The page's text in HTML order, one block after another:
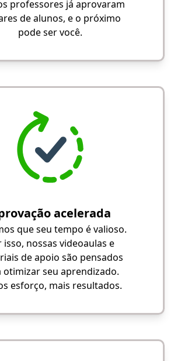
professores já aprovaram
de alunos, e o próximo
pode ser você.
acelerada
que seu tempo é valioso.
isso, nossas videoaulas e
de apoio são pensados
otimizar seu aprendizado.
esforço, mais resultados.